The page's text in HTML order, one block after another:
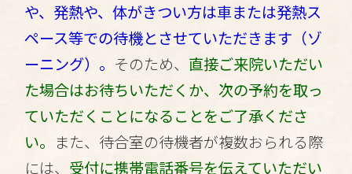
や、発熱や、体がきつい方は車または発熱ス
ペース等での待機とさせていただきます（ゾ
ーニング）。 そのため、 直接ご来院いただい
た場合はお待ちいただくか、次の予約を取っ
ていただくことになることをご了承くださ
い。 また、待合室の待機者が複数おられる際
には、 受付に携帯電話番号を伝えていただい